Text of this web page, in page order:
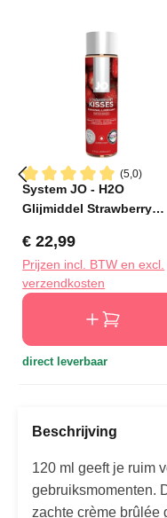
(5,0)
Gemiddelde
System JO - H2O
Glijmiddel Strawberry
Normale prijs:
€ 22,99
Prijzen incl. BTW en excl.
verzendkosten
direct leverbaar
Beschrijving
120 ml geeft je ruim
gebruiksmomenten.
zachte crème brûlée